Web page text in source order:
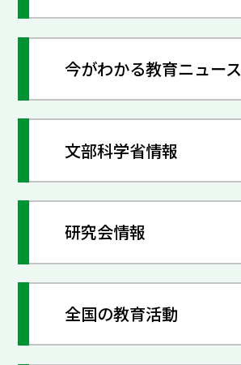
今がわかる教育ニュース
文部科学省情報
研究会情報
全国の教育活動